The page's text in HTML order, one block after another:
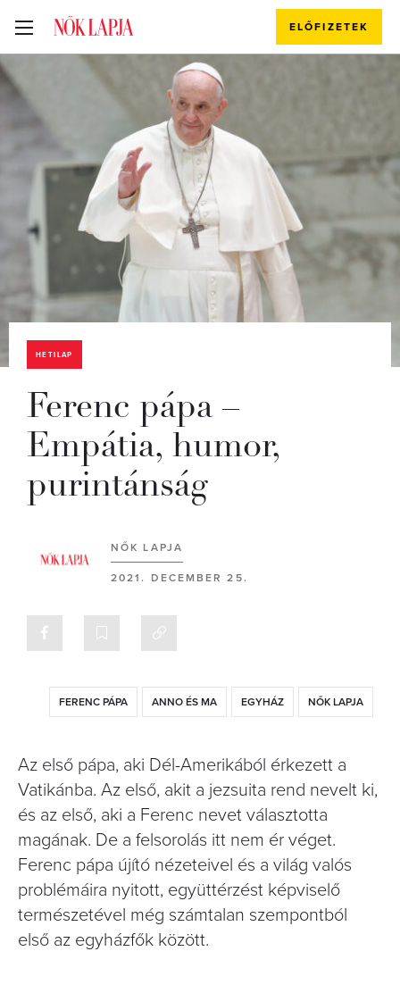
ELŐFIZETEK
HETILAP
Ferenc pápa –
Empátia, humor,
purintánság
NŐK LAPJA
2021. DECEMBER 25.
FERENC PÁPA ANNO ÉS MA EGYHÁZ NŐK LAPJA
Az első pápa, aki Dél-Amerikából érkezett a
Vatikánba. Az első, akit a jezsuita rend nevelt ki,
és az első, aki a Ferenc nevet választotta
magának. De a felsorolás itt nem ér véget.
Ferenc pápa újító nézeteivel és a világ valós
problémáira nyitott, együttérzést képviselő
természetével még számtalan szempontból
első az egyházfők között.